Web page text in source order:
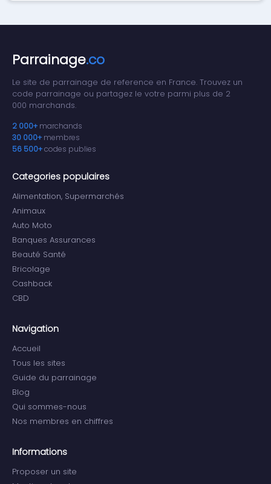
Parrainage.co
Le site de parrainage de reference en France. Trouvez un
code parrainage ou partagez le votre parmi plus de 2
000 marchands.
2 000+ marchands
30 000+ membres
56 500+codes publies
Categories populaires
Alimentation, Supermarchés
Animaux
Auto Moto
Banques Assurances
Beauté Santé
Bricolage
Cashback
CBD
Navigation
Accueil
Tous les sites
Guide du parrainage
Blog
Qui sommes-nous
Nos membres en chiffres
Informations
Proposer un site